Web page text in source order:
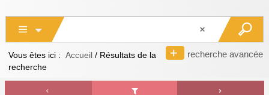
recherche avancée
Vous êtes ici : Accueil / Résultats de la
recherche